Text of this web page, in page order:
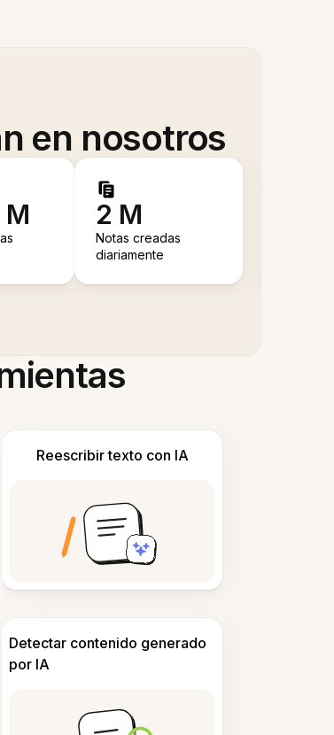
en nosotros
2 M
Notas creadas
diariamente
Reescribir texto con IA
Detectar contenido generado
por IA